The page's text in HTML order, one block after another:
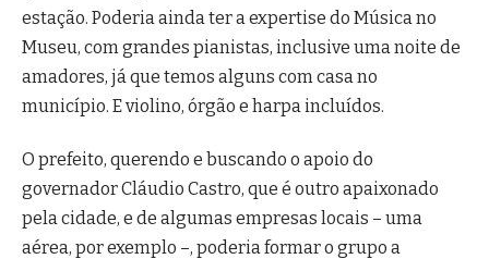
estação. Poderia ainda ter a expertise do Música no
Museu, com grandes pianistas, inclusive uma noite de
amadores, já que temos alguns com casa no
município. E violino, órgão e harpa incluídos.
O prefeito, querendo e buscando o apoio do
governador Cláudio Castro, que é outro apaixonado
pela cidade, e de algumas empresas locais – uma
aérea, por exemplo –, poderia formar o grupo a